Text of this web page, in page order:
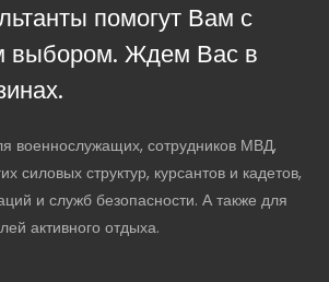
помогут Вам с
выбором. Ждем Вас в
военнослужащих, сотрудников МВД,
структур, курсантов и кадетов,
и служб безопасности. А также для
активного отдыха.